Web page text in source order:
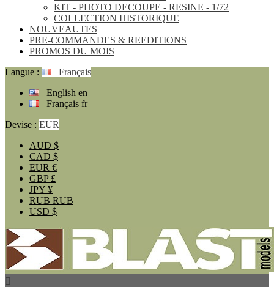
KIT - PHOTO DECOUPE - RESINE - 1/72
COLLECTION HISTORIQUE
NOUVEAUTES
PRE-COMMANDES & REEDITIONS
PROMOS DU MOIS
Langue :
Français
English en
Français fr
Devise : EUR
AUD $
CAD $
EUR €
GBP £
JPY ¥
RUB RUB
USD $
